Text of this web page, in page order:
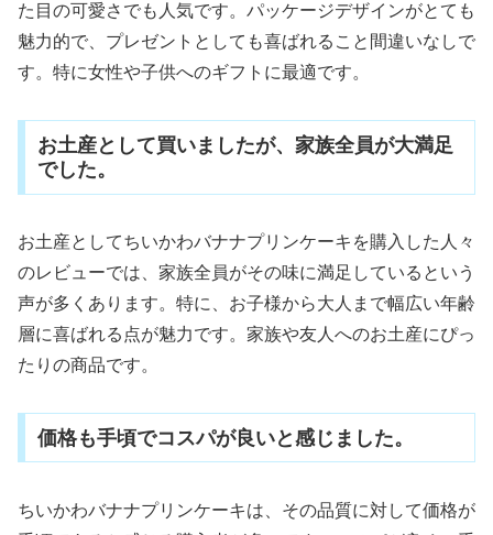
た目の可愛さでも人気です。パッケージデザインがとても
魅力的で、プレゼントとしても喜ばれること間違いなしで
す。特に女性や子供へのギフトに最適です。
お土産として買いましたが、家族全員が大満足
でした。
お土産としてちいかわバナナプリンケーキを購入した人々
のレビューでは、家族全員がその味に満足しているという
声が多くあります。特に、お子様から大人まで幅広い年齢
層に喜ばれる点が魅力です。家族や友人へのお土産にぴっ
たりの商品です。
価格も手頃でコスパが良いと感じました。
ちいかわバナナプリンケーキは、その品質に対して価格が